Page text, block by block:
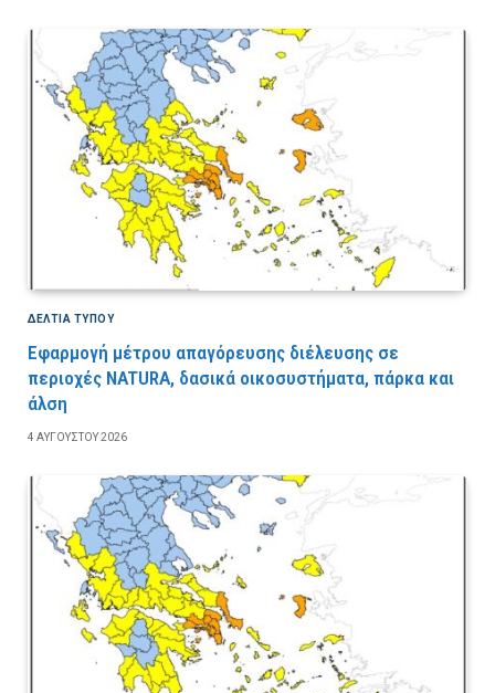
ΔΕΛΤΙΑ ΤΥΠΟΥ
Εφαρμογή μέτρου απαγόρευσης διέλευσης σε
περιοχές NATURA, δασικά οικοσυστήματα, πάρκα και
άλση
4 ΑΥΓΟΎΣΤΟΥ 2026